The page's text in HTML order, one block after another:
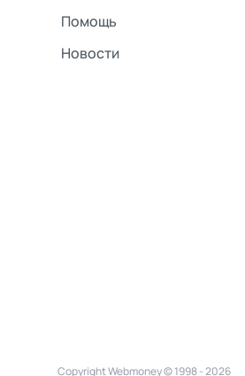
Помощь
Новости
Copyright Webmoney © 1998 - 2026